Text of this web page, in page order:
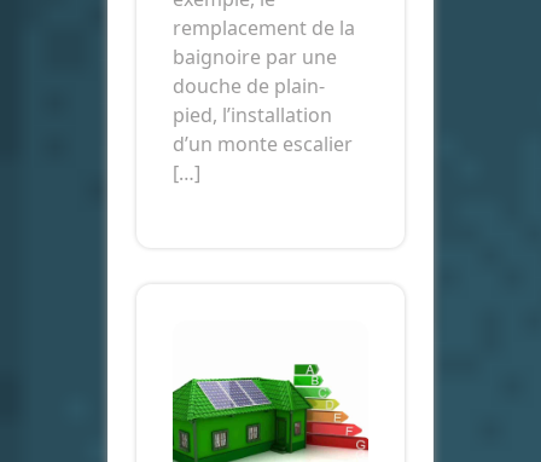
remplacement de la
baignoire par une
douche de plain-
pied, l’installation
d’un monte escalier
[…]